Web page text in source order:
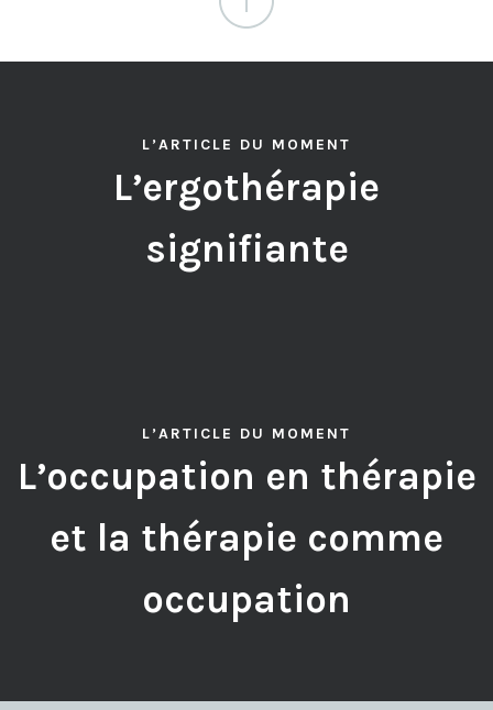
L’ARTICLE DU MOMENT
L’ergothérapie
signifiante
L’ARTICLE DU MOMENT
L’occupation en thérapie
et la thérapie comme
occupation